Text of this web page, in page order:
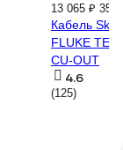
13 065 ₽
Кабель
FLUKE
CU-OUT
4.6
(125)